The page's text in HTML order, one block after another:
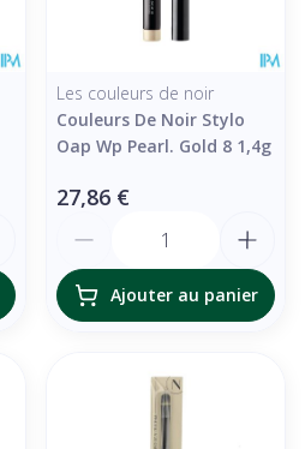
Les couleurs de noir
Couleurs De Noir Stylo
Oap Wp Pearl. Gold 8 1,4g
27,86 €
Ajouter au panier